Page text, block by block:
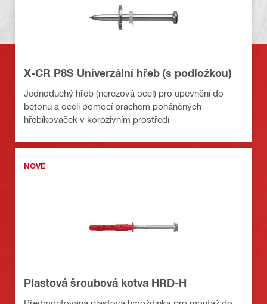
X-CR P8S Univerzální hřeb (s podložkou)
Jednoduchý hřeb (nerezová ocel) pro upevnění do
betonu a oceli pomocí prachem poháněných
hřebíkovaček v korozivním prostředí
NOVÉ
Plastová šroubová kotva HRD-H